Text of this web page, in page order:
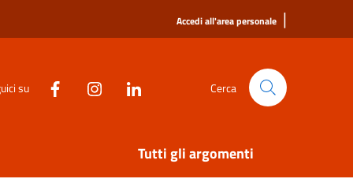
Accedi all'area personale |
su Cerca
Tutti gli argomenti